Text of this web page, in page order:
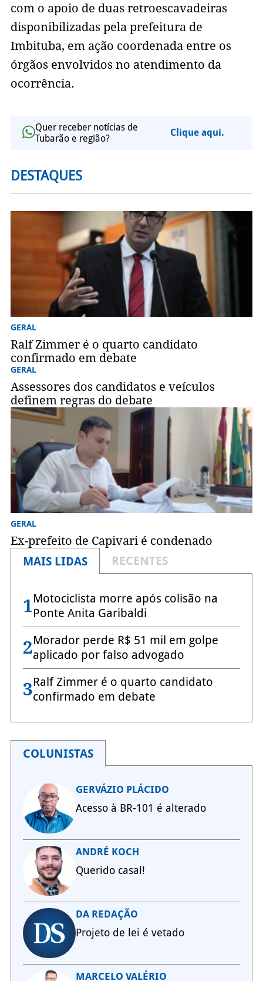
com o apoio de duas retroescavadeiras
disponibilizadas pela prefeitura de
Imbituba, em ação coordenada entre os
órgãos envolvidos no atendimento da
ocorrência.
Quer receber notícias de
Tubarão e região?
Clique aqui.
DESTAQUES
GERAL
Ralf Zimmer é o quarto candidato
confirmado em debate
GERAL
Assessores dos candidatos e veículos
definem regras do debate
GERAL
Ex-prefeito de Capivari é condenado
MAIS LIDAS
RECENTES
1Motociclista morre após colisão na
Ponte Anita Garibaldi
2Morador perde R$ 51 mil em golpe
aplicado por falso advogado
3Ralf Zimmer é o quarto candidato
confirmado em debate
COLUNISTAS
GERVÁZIO PLÁCIDO
Acesso à BR-101 é alterado
ANDRÉ KOCH
Querido casal!
DA REDAÇÃO
Projeto de lei é vetado
MARCELO VALÉRIO